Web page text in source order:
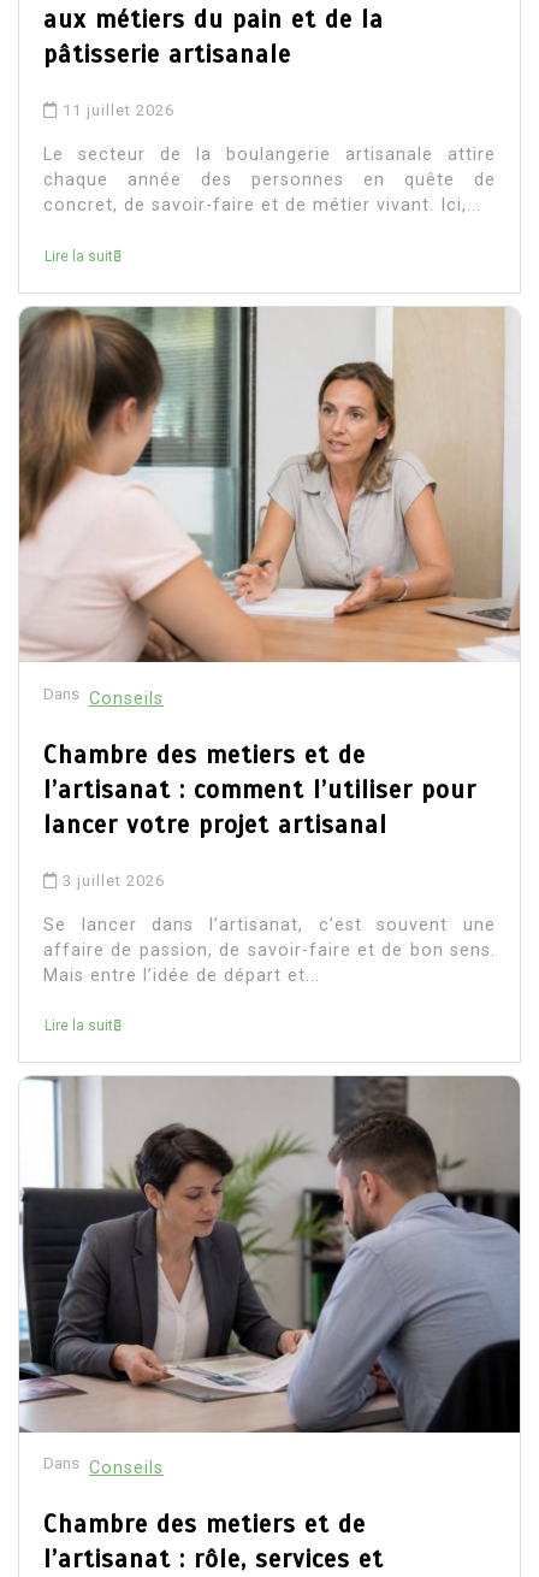
aux métiers du pain et de la
pâtisserie artisanale
11 juillet 2026
Le secteur de la boulangerie artisanale attire
chaque année des personnes en quête de
concret, de savoir-faire et de métier vivant. Ici,...
Lire la suite
Dans Conseils
Chambre des metiers et de
l’artisanat : comment l’utiliser pour
lancer votre projet artisanal
3 juillet 2026
Se lancer dans l’artisanat, c’est souvent une
affaire de passion, de savoir-faire et de bon sens.
Mais entre l’idée de départ et...
Lire la suite
Dans Conseils
Chambre des metiers et de
l’artisanat : rôle, services et